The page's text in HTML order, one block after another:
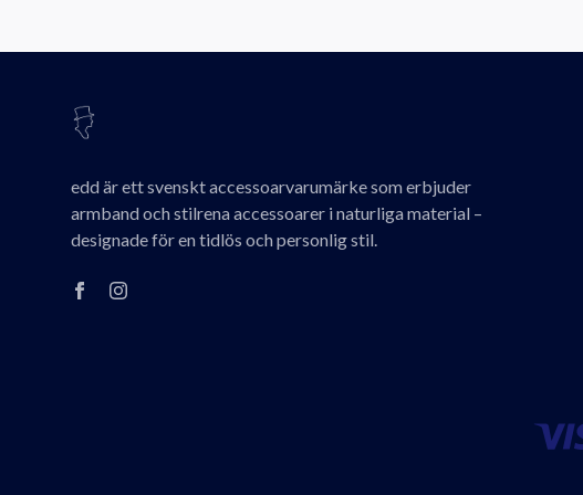
edd är ett svenskt accessoarvarumärke som erbjuder
armband och stilrena accessoarer i naturliga material –
designade för en tidlös och personlig stil.